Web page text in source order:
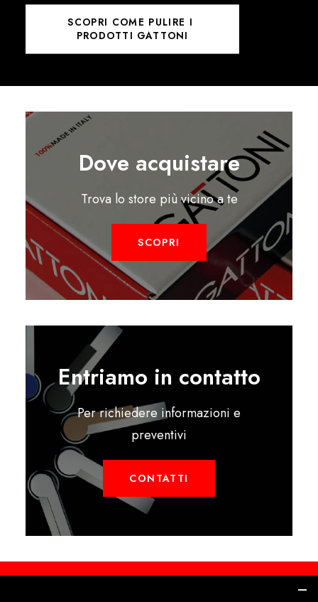
SCOPRI COME PULIRE I
PRODOTTI GATTONI
Dove acquistare
Trova lo store più vicino a te
SCOPRI
Entriamo in contatto
Per richiedere informazioni e
preventivi
CONTATTI